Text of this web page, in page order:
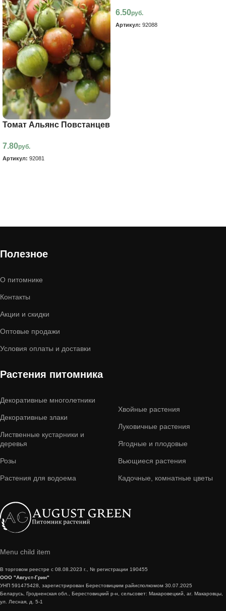
Томат Альянс Повстанцев
7.80руб.
Артикул: 92081
6.50руб.
Артикул: 92088
Полезное
О питомнике
Контакты
Акции и скидки
Оптовые продажи
Условия оплаты и доставки
Растения питомника
Декоративные многолетники
Декоративные злаки
Лиственные кустарники и
деревья
Розы
Растения для водоема
Хвойные растения
Луковичные растения
Ягодные и плодовые
Вьющиеся растения
Кадочные, комнатные цветы
Menu child item
В торговом реестре с 08.08.2023 г., № регистрации 190455
ООО "Август-Грин"
УНП 591475428, зарегистрирован Берестовицким райисполкомом 30.07.2025
Беларусь, Гродненская обл., Берестовицкий р-н, сельсовет: Макаровецкий, аг. Макаровцы,
ул. Лесная, д. 5-1